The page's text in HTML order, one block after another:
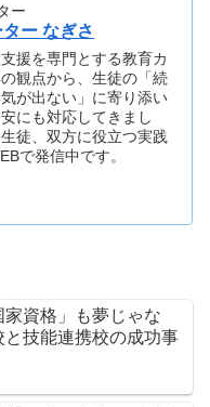
ー
ー なぎさ
援を専門とする教育カ
観点から、生徒の「続
が出ない」に寄り添い
にも対応してきまし
徒、双方に役立つ実践
で発信中です。
家資格」も夢じゃな
と技能連携校の成功事